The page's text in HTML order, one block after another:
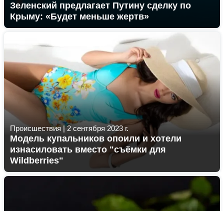
Зеленский предлагает Путину сделку по
Крыму: «Будет меньше жертв»
Происшествия |2 сентября 2023 г.
Модель купальников опоили и хотели
изнасиловать вместо "съёмки для
Wildberries"